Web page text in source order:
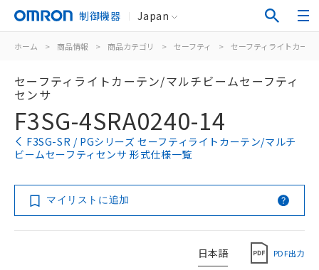
制御機器 Japan
ホーム > 商品情報 > 商品カテゴリ > セーフティ > セーフティライトカー
セーフティライトカーテン/マルチビームセーフティ
センサ
F3SG-4SRA0240-14
F3SG-SR / PGシリーズ セーフティライトカーテン/マルチ
ビームセーフティセンサ 形式仕様一覧
マイリストに追加
日本語 PDF出力